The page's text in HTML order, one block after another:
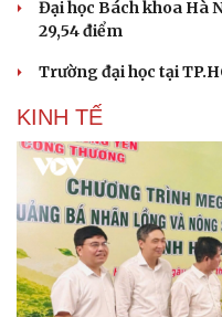
Đại học Bách khoa Hà
29,54 điểm
Trường đại học tại
KINH TẾ